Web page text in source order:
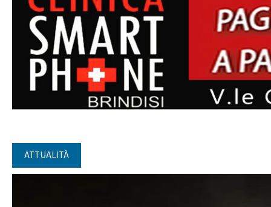
ATTUALITÀ